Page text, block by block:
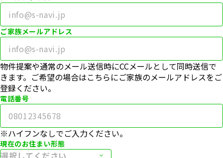
ご家族メールアドレス
物件提案や通常のメール送信時にCCメールとして同時送信で
きます。ご希望の場合はこちらにご家族のメールアドレスをご
登録ください。
電話番号
※ハイフンなしでご入力ください。
現在のお住まい形態